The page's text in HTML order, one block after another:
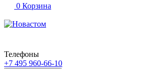
0 Корзина
Телефоны
+7 495 960-66-10